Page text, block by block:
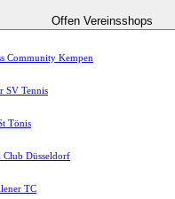
Offen Vereinsshops
Community Kempen
SV Tennis
Tönis
Club Düsseldorf
TC